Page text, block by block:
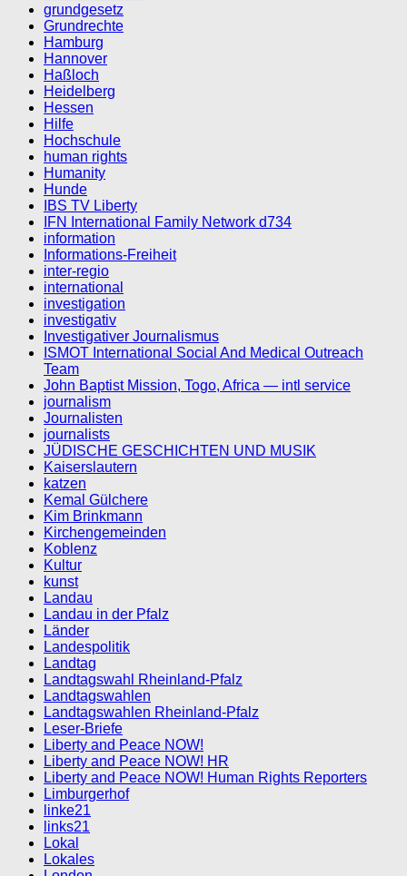
grundgesetz
Grundrechte
Hamburg
Hannover
Haßloch
Heidelberg
Hessen
Hilfe
Hochschule
human rights
Humanity
Hunde
IBS TV Liberty
IFN International Family Network d734
information
Informations-Freiheit
inter-regio
international
investigation
investigativ
Investigativer Journalismus
ISMOT International Social And Medical Outreach
Team
John Baptist Mission, Togo, Africa — intl service
journalism
Journalisten
journalists
JÜDISCHE GESCHICHTEN UND MUSIK
Kaiserslautern
katzen
Kemal Gülchere
Kim Brinkmann
Kirchengemeinden
Koblenz
Kultur
kunst
Landau
Landau in der Pfalz
Länder
Landespolitik
Landtag
Landtagswahl Rheinland-Pfalz
Landtagswahlen
Landtagswahlen Rheinland-Pfalz
Leser-Briefe
Liberty and Peace NOW!
Liberty and Peace NOW! HR
Liberty and Peace NOW! Human Rights Reporters
Limburgerhof
linke21
links21
Lokal
Lokales